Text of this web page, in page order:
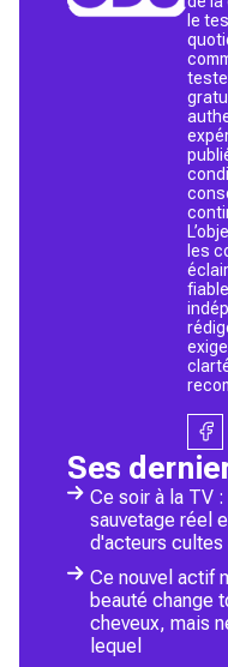
le
les
Ses
Ce soir à la TV
sauvetage réel
d'acteurs cultes
Ce nouvel actif
beauté change
cheveux, mais
lequel